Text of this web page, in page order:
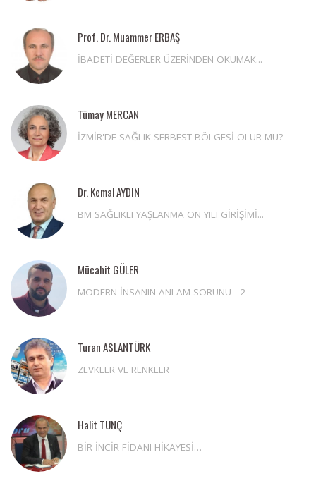
Prof. Dr. Muammer ERBAŞ
İBADETİ DEĞERLER ÜZERİNDEN OKUMAK...
Tümay MERCAN
İZMİR'DE SAĞLIK SERBEST BÖLGESİ OLUR MU?
Dr. Kemal AYDIN
BM SAĞLIKLI YAŞLANMA ON YILI GİRİŞİMİ...
Mücahit GÜLER
MODERN İNSANIN ANLAM SORUNU - 2
Turan ASLANTÜRK
ZEVKLER VE RENKLER
Halit TUNÇ
BİR İNCİR FİDANI HİKAYESİ…